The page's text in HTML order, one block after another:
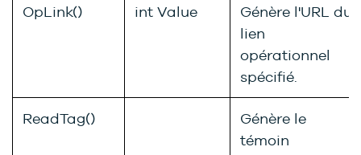
OpLink() int Value
Génère l'URL du
lien
opérationnel
spécifié.
ReadTag()
Génère le
témoin